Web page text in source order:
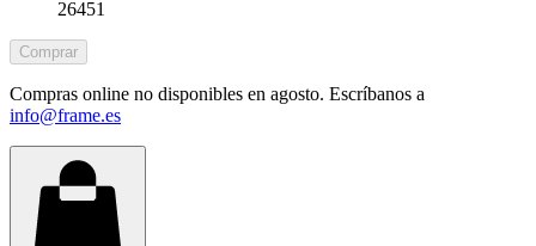
26451
Comprar
Compras online no disponibles en agosto. Escríbanos a
info@frame.es